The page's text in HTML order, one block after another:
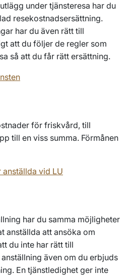
under tjänsteresa har du
resekostnadsersättning.
har du även rätt till
att du följer de regler som
så att du får rätt ersättning.
för friskvård, till
till en viss summa. Förmånen
vid LU
har du samma möjligheter
anställda att ansöka om
du inte har rätt till
även om du erbjuds
En tjänstledighet ger inte